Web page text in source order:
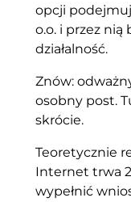
opcji
o.o. i przez
działalność.
Znów:
osobny post.
skrócie.
Teoretycznie
Internet trwa
wypełnić